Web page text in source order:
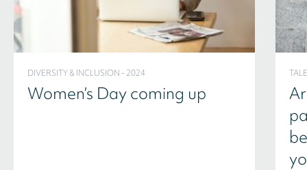
DIVERSITY & INCLUSION - 2024
Women’s Day coming up